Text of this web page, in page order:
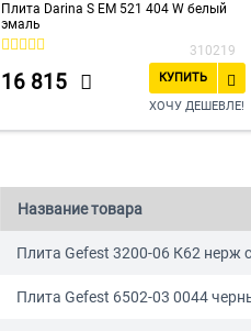
Плита Darina S EM 521 404 W белый
эмаль
310219
16 815
КУПИТЬ
ХОЧУ ДЕШЕВЛЕ!
Название товара
Плита Gefest 3200-06 К62 нерж
Плита Gefest 6502-03 0044